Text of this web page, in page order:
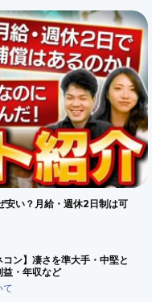
安い？月給・週休2日制は可
コン】凄さを準大手・中堅と
益・年収など
て